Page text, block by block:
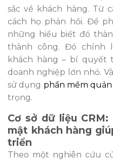
sắc về khách hàng. Từ
cách họ phản hồi. Để
những hiểu biết đó
thành công. Đó chính
khách hàng – bí quyết
doanh nghiệp lớn nhỏ.
sử dụng phần mềm
trọng.
Cơ sở dữ liệu
mật khách hàng
triển
Theo một nghiên cứu